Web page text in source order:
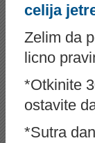
celija
Zelim da
licno
*Otkinite
ostavite
*Sutra